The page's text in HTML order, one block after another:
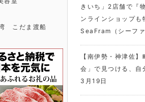
きいち」2店舗で『
ンラインショップも
SeaFram（シーファ
【南伊勢・神津佐
会」で見つける、自
3月19日